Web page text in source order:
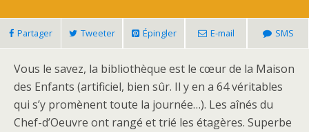
Partager Tweeter Épingler E-mail SMS
Vous le savez, la bibliothèque est le cœur de la Maison
des Enfants (artificiel, bien sûr. Il y en a 64 véritables
qui s’y promènent toute la journée…). Les aînés du
Chef-d’Oeuvre ont rangé et trié les étagères. Superbe